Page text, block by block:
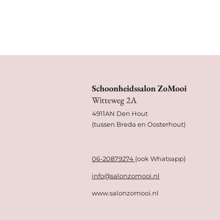
Schoonheidssalon ZoMooi
Witteweg 2A
4911AN Den Hout
(tussen Breda en Oosterhout)
06-20879274 (ook Whatsapp)
info@salonzomooi.nl
www.salonzomooi.nl